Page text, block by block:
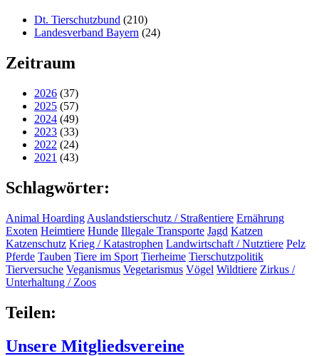
Dt. Tierschutzbund (210)
Landesverband Bayern (24)
Zeitraum
2026 (37)
2025 (57)
2024 (49)
2023 (33)
2022 (24)
2021 (43)
Schlagwörter:
Animal Hoarding Auslandstierschutz / Straßentiere Ernährung
Exoten Heimtiere Hunde Illegale Transporte Jagd Katzen
Katzenschutz Krieg / Katastrophen Landwirtschaft / Nutztiere Pelz
Pferde Tauben Tiere im Sport Tierheime Tierschutzpolitik
Tierversuche Veganismus Vegetarismus Vögel Wildtiere Zirkus /
Unterhaltung / Zoos
Teilen:
Unsere Mitgliedsvereine